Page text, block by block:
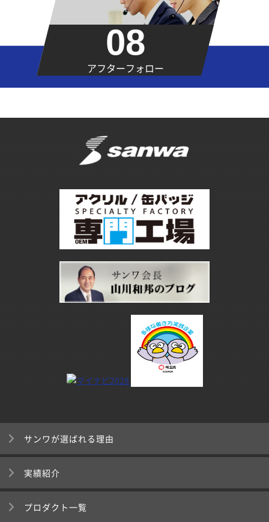
08
アフターフォロー
サンワが選ばれる理由
実績紹介
プロダクト一覧